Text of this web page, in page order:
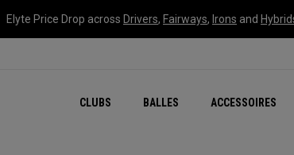
Elyte Price Drop across Drivers, Fairways, Irons and
CLUBS BALLES ACCESSOIRES